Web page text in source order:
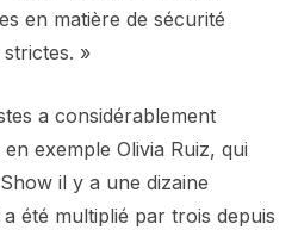
en matière de sécurité
»
a considérablement
exemple Olivia Ruiz, qui
il y a une dizaine
été multiplié par trois depuis